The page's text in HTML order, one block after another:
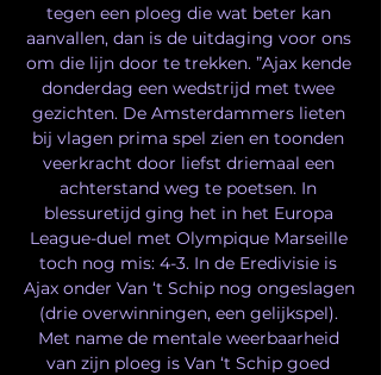
tegen een ploeg die wat beter kan
aanvallen, dan is de uitdaging voor ons
om die lijn door te trekken. ”Ajax kende
donderdag een wedstrijd met twee
gezichten. De Amsterdammers lieten
bij vlagen prima spel zien en toonden
veerkracht door liefst driemaal een
achterstand weg te poetsen. In
blessuretijd ging het in het Europa
League-duel met Olympique Marseille
toch nog mis: 4-3. In de Eredivisie is
Ajax onder Van ‘t Schip nog ongeslagen
(drie overwinningen, een gelijkspel).
Met name de mentale weerbaarheid
van zijn ploeg is Van ‘t Schip goed